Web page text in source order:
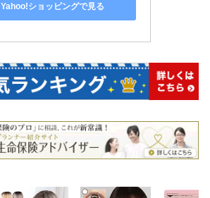
Yahoo!ショッピングで見る